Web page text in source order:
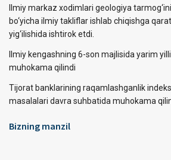
Ilmiy markaz xodimlari geologiya
bo‘yicha ilmiy takliflar ishlab chiqishga
yig‘ilishida ishtirok etdi.
Ilmiy kengashning 6-son majlisida yarim
muhokama qilindi
Tijorat banklarining raqamlashganlik
masalalari davra suhbatida muhokama
Bizning manzil